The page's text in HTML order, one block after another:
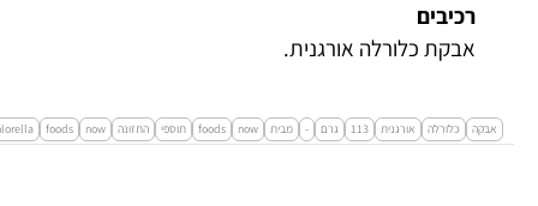
רכיבים
אבקת כלורלה אורגנית.
אבקה כלורלה אורגנית 113 גרם - מבית now
foods תוספי התזונה now
foods